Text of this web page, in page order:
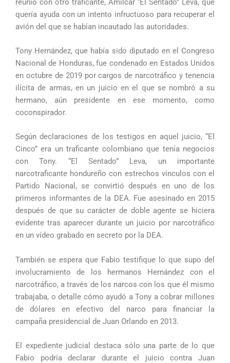
quería ayuda con un intento infructuoso para recuperar el
avión del que se habían incautado las autoridades.
Tony Hernández, que había sido diputado en el Congreso
Nacional de Honduras, fue condenado en Estados Unidos
en octubre de 2019 por cargos de narcotráfico y tenencia
ilícita de armas, en un juicio en el que se nombró a su
hermano, aún presidente en ese momento, como
coconspirador.
Según declaraciones de los testigos en aquel juicio, “El
Cinco” era un traficante colombiano que tenía negocios
con Tony. “El Sentado” Leva, un importante
narcotraficante hondureño con estrechos vínculos con el
Partido Nacional, se convirtió después en uno de los
primeros informantes de la DEA. Fue asesinado en 2015
después de que su carácter de doble agente se hiciera
evidente tras aparecer durante un juicio por narcotráfico
en un vídeo grabado en secreto por la DEA.
También se espera que Fabio testifique lo que supo del
involucramiento de los hermanos Hernández con el
narcotráfico, a través de los narcos con los que él mismo
trabajaba, o detalle cómo ayudó a Tony a cobrar millones
de dólares en efectivo del narco para financiar la
campaña presidencial de Juan Orlando en 2013.
El expediente judicial destaca sólo una parte de lo que
Fabio podría declarar durante el juicio contra Juan